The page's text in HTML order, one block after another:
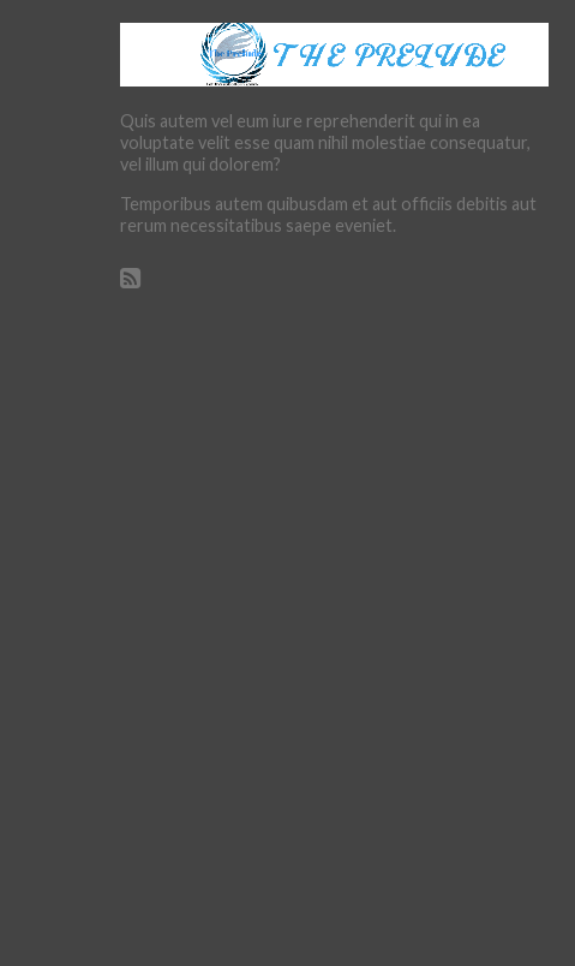
Quis autem vel eum iure reprehenderit qui in ea
voluptate velit esse quam nihil molestiae consequatur,
vel illum qui dolorem?
Temporibus autem quibusdam et aut officiis debitis aut
rerum necessitatibus saepe eveniet.